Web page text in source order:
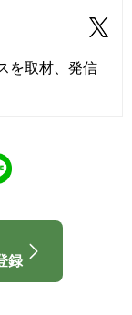
を取材、発信
録